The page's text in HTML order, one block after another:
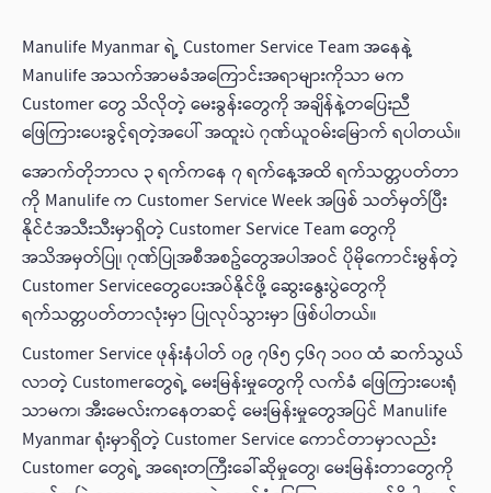
Manulife Myanmar ရဲ့ Customer Service Team အနေနဲ့
Manulife အသက်အာမခံအကြောင်းအရာများကိုသာ မက
Customer တွေ သိလိုတဲ့ မေးခွန်းတွေကို အချိန်နဲ့တပြေးညီ
ဖြေကြားပေးခွင့်ရတဲ့အပေါ် အထူးပဲ ဂုဏ်ယူဝမ်း‌မြောက် ရပါတယ်။
အောက်တိုဘာလ ၃ ရက်ကနေ ၇ ရက်နေ့အထိ ရက်သတ္တပတ်တာ
ကို Manulife က Customer Service Week အဖြစ် သတ်မှတ်ပြီး
နိုင်ငံအသီးသီးမှာရှိတဲ့ Customer Service Team တွေကို
အသိအမှတ်ပြု၊ ဂုဏ်ပြုအစီအစဥ်တွေအပါအဝင် ပိုမိုကောင်းမွန်တဲ့
Customer Serviceတွေပေးအပ်နိုင်ဖို့ ဆွေးနွေးပွဲတွေကို
ရက်သတ္တပတ်တာလုံးမှာ ပြုလုပ်သွားမှာ ဖြစ်ပါတယ်။
Customer Service ဖုန်းနံပါတ် ၀၉ ၇၆၅ ၄၆၇ ၁၀၀ ထံ ဆက်သွယ်
လာတဲ့ Customerတွေရဲ့ မေးမြန်းမှုတွေကို လက်ခံ ဖြေကြားပေးရုံ
သာမက၊ အီးမေလ်းကနေတဆင့် မေးမြန်းမှုတွေအပြင် Manulife
Myanmar ရုံးမှာရှိတဲ့ Customer Service ကောင်တာမှာလည်း
Customer တွေရဲ့ အရေးတကြီးခေါ်ဆိုမှုတွေ၊ မေးမြန်းတာတွေကို